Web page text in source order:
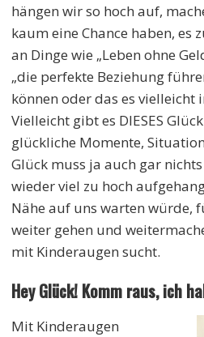
hängen wir so hoch auf,
kaum eine Chance haben, es
an Dinge wie „Leben ohne
„die perfekte Beziehung
können oder das es
Vielleicht gibt es DIESES
glückliche Momente,
Glück muss ja auch gar
wieder viel zu hoch
Nähe auf uns warten würde,
weiter gehen und
mit Kinderaugen sucht.
Hey Glück! Komm raus, ich
Mit Kinderaugen